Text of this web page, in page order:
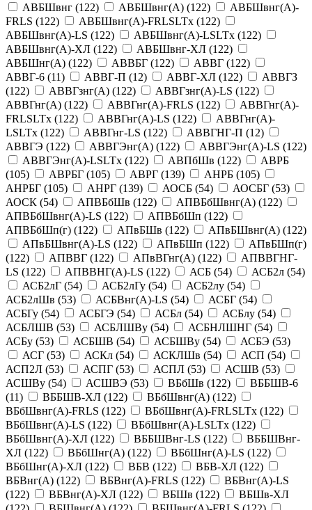
АВБШвнг (122) АВБШвнг(А) (122)
АВБШвнг(А)-
FRLS (122) АВБШвнг(А)-FRLSLTx (122)
АВБШвнг(А)-LS (122) АВБШвнг(А)-LSLTx (122)
АВБШвнг(А)-ХЛ (122) АВБШвнг-ХЛ (122)
АВБШнг(А) (122) АВВБГ (122) АВВГ (122)
АВВГ-6 (11) АВВГ-П (12) АВВГ-ХЛ (122)
АВВГЗ
(122) АВВГзнг(А) (122) АВВГзнг(А)-LS (122)
АВВГнг(А) (122) АВВГнг(А)-FRLS (122)
АВВГнг(А)-
FRLSLTx (122) АВВГнг(А)-LS (122)
АВВГнг(А)-
LSLTx (122) АВВГнг-LS (122) АВВГНГ-П (12)
АВВГЭ (122) АВВГЭнг(А) (122) АВВГЭнг(А)-LS (122)
АВВГЭнг(А)-LSLTx (122) АВПбШв (122)
АВРБ
(105) АВРБГ (105) АВРГ (139) АНРБ (105)
АНРБГ (105) АНРГ (139) АОСБ (54) АОСБГ (53)
АОСК (54) АПВБбШв (122) АПВБбШвнг(А) (122)
АПВБбШвнг(А)-LS (122) АПВБбШп (122)
АПВБбШп(г) (122) АПвБШв (122) АПвБШвнг(А) (122)
АПвБШвнг(А)-LS (122) АПвБШп (122)
АПвБШп(г)
(122) АПВВГ (122) АПвВГнг(А) (122)
АПВВГНГ-
LS (122) АПВВНГ(А)-LS (122) АСБ (54) АСБ2л (54)
АСБ2лГ (54) АСБ2лГу (54) АСБ2лу (54)
АСБ2лШв (53) АСБВнг(А)-LS (54) АСБГ (54)
АСБГу (54) АСБГЭ (54) АСБл (54) АСБлу (54)
АСБЛШВ (53) АСБЛШВу (54) АСБНЛШНГ (54)
АСБу (53) АСБШВ (54) АСБШВу (54) АСБЭ (53)
АСГ (53) АСКл (54) АСКЛШв (54) АСП (54)
АСП2Л (53) АСПГ (53) АСПЛ (53) АСШВ (53)
АСШВу (54) АСШВЭ (53) ВБбШв (122)
ВББШВ-6
(11) ВББШВ-ХЛ (122) ВБбШвнг(А) (122)
ВБбШвнг(А)-FRLS (122) ВБбШвнг(А)-FRLSLTx (122)
ВБбШвнг(А)-LS (122) ВБбШвнг(А)-LSLTx (122)
ВБбШвнг(А)-ХЛ (122) ВББШВнг-LS (122)
ВББШВнг-
ХЛ (122) ВБбШнг(А) (122) ВБбШнг(А)-LS (122)
ВБбШнг(А)-ХЛ (122) ВБВ (122) ВБВ-ХЛ (122)
ВБВнг(А) (122) ВБВнг(А)-FRLS (122)
ВБВнг(А)-LS
(122) ВБВнг(А)-ХЛ (122) ВБШв (122)
ВБШв-ХЛ